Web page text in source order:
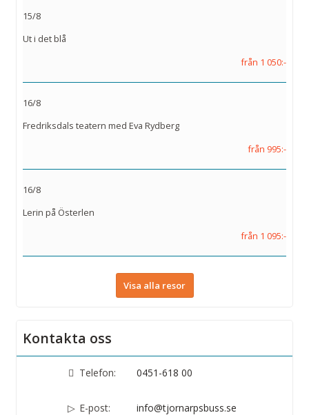
15/8
Ut i det blå
från 1 050:-
16/8
Fredriksdals teatern med Eva Rydberg
från 995:-
16/8
Lerin på Österlen
från 1 095:-
Visa alla resor
Kontakta oss
Telefon: 0451-618 00
E-post: info@tjornarpsbuss.se